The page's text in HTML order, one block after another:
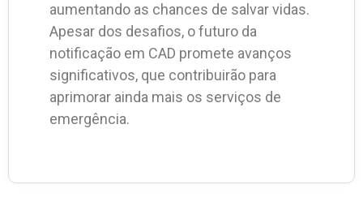
aumentando as chances de salvar vidas.
Apesar dos desafios, o futuro da
notificação em CAD promete avanços
significativos, que contribuirão para
aprimorar ainda mais os serviços de
emergência.